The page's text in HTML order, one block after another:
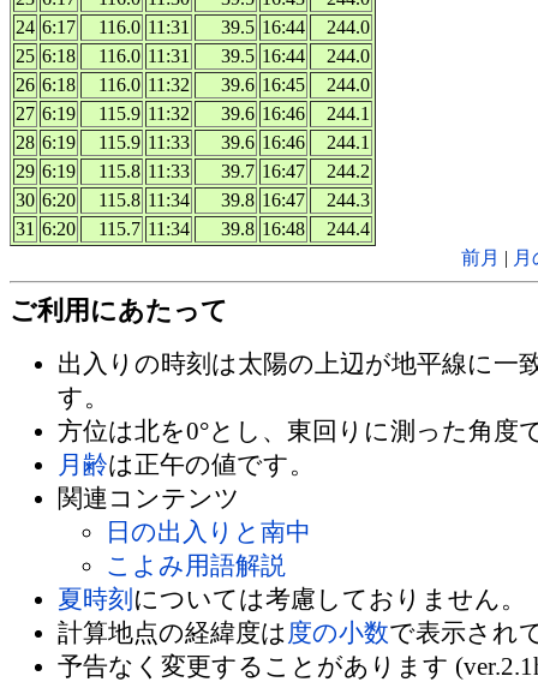
24 6:17 116.0 11:31 39.5 16:44
244.0
25 6:18 116.0 11:31 39.5 16:44
244.0
26 6:18 116.0 11:32 39.6 16:45
244.0
27 6:19 115.9 11:32 39.6 16:46
244.1
28 6:19 115.9 11:33 39.6 16:46
244.1
29 6:19 115.8 11:33 39.7 16:47
244.2
30 6:20 115.8 11:34 39.8 16:47
244.3
31 6:20 115.7 11:34 39.8 16:48
244.4
前月 |
ご利用にあたって
出入りの時刻は太陽の上辺が地平線に一
す。
方位は北を0°とし、東回りに測った角度
月齢は正午の値です。
関連コンテンツ
日の出入りと南中
こよみ用語解説
夏時刻 については考慮しておりません。
計算地点の経緯度は 度の小数で表示され
予告なく変更することがあります